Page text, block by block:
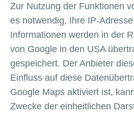
Zur Nutzung der Funktionen
es notwendig, Ihre IP-
Informationen werden in der
von Google in den USA
gespeichert. Der Anbieter
Einfluss auf diese
Google Maps aktiviert ist,
Zwecke der einheitlichen